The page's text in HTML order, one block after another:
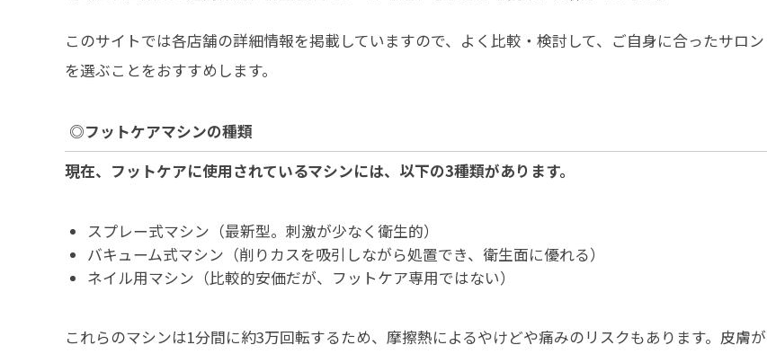
このサイトでは各店舗の詳細情報を掲載していますので、よく比較・検討して、ご自身に合ったサロン
を選ぶことをおすすめします。
◎フットケアマシンの種類
現在、フットケアに使用されているマシンには、以下の3種類があります。
スプレー式マシン（最新型。刺激が少なく衛生的）
バキューム式マシン（削りカスを吸引しながら処置でき、衛生面に優れる）
ネイル用マシン（比較的安価だが、フットケア専用ではない）
これらのマシンは1分間に約3万回転するため、摩擦熱によるやけどや痛みのリスクもあります。皮膚が